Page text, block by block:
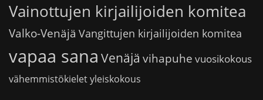
Vainottujen kirjailijoiden komitea
Valko-Venäjä Vangittujen kirjailijoiden komitea
vapaa sana Venäjä vihapuhe vuosikokous
vähemmistökieletyleiskokous